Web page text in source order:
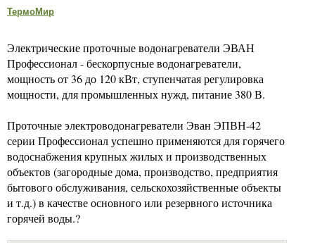
ТермоМир
Электрические проточные водонагреватели ЭВАН
Профессионал - бескорпусные водонагреватели,
мощность от 36 до 120 кВт, ступенчатая регулировка
мощности, для промышленных нужд, питание 380 В.
Проточные электроводонагреватели Эван ЭПВН-42
серии Профессионал успешно применяются для горячего
водоснабжения крупных жилых и производственных
объектов (загородные дома, производство, предприятия
бытового обслуживания, сельскохозяйственные объекты
и т.д.) в качестве основного или резервного источника
горячей воды.?